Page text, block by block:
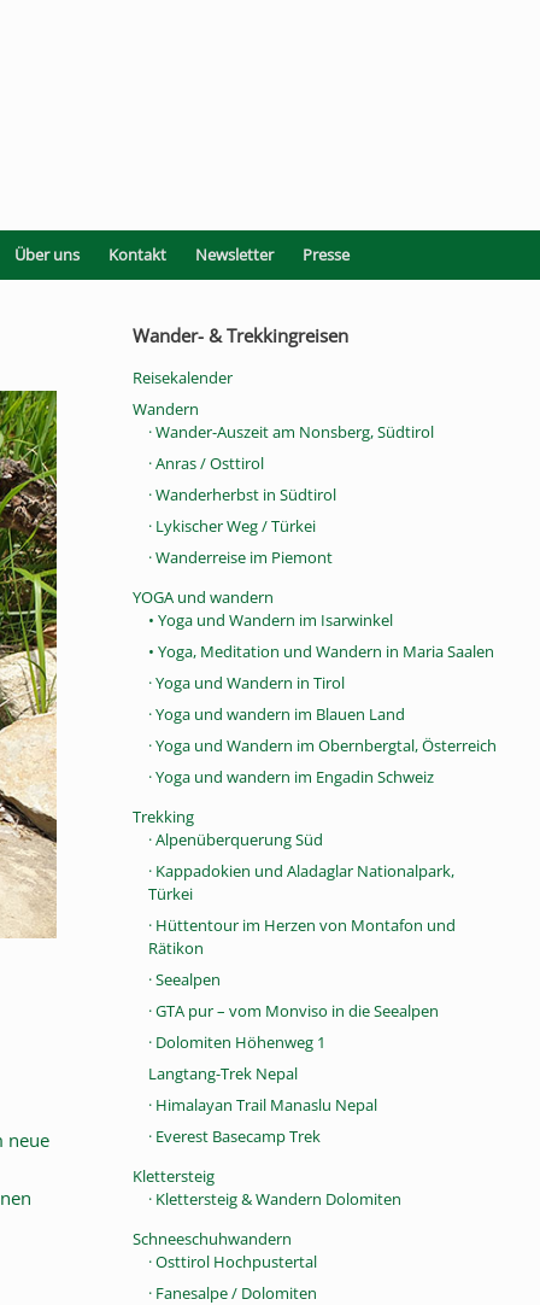
Über uns Kontakt Newsletter Presse
neue
Wander- & Trekkingreisen
Reisekalender
Wandern
· Wander-Auszeit am Nonsberg, Südtirol
· Anras / Osttirol
· Wanderherbst in Südtirol
· Lykischer Weg / Türkei
· Wanderreise im Piemont
YOGA und wandern
• Yoga und Wandern im Isarwinkel
• Yoga, Meditation und Wandern in Maria Saalen
· Yoga und Wandern in Tirol
· Yoga und wandern im Blauen Land
· Yoga und Wandern im Obernbergtal, Österreich
· Yoga und wandern im Engadin Schweiz
Trekking
· Alpenüberquerung Süd
· Kappadokien und Aladaglar Nationalpark,
Türkei
· Hüttentour im Herzen von Montafon und
Rätikon
· Seealpen
· GTA pur – vom Monviso in die Seealpen
· Dolomiten Höhenweg 1
Langtang-Trek Nepal
· Himalayan Trail Manaslu Nepal
· Everest Basecamp Trek
Klettersteig
· Klettersteig & Wandern Dolomiten
Schneeschuhwandern
· Osttirol Hochpustertal
· Fanesalpe / Dolomiten